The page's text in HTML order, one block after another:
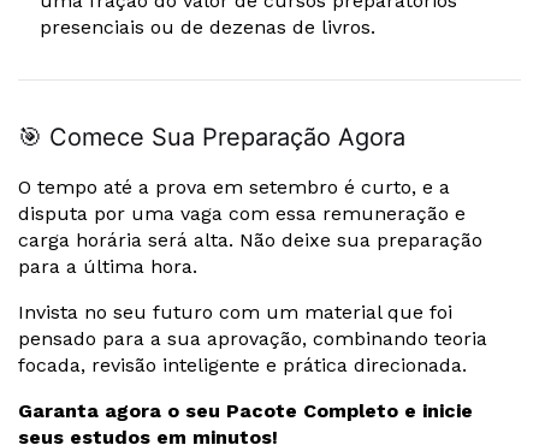
presenciais ou de dezenas de livros.
🎯 Comece Sua Preparação Agora
O tempo até a prova em setembro é curto, e a
disputa por uma vaga com essa remuneração e
carga horária será alta. Não deixe sua preparação
para a última hora.
Invista no seu futuro com um material que foi
pensado para a sua aprovação, combinando teoria
focada, revisão inteligente e prática direcionada.
Garanta agora o seu Pacote Completo e inicie
seus estudos em minutos!